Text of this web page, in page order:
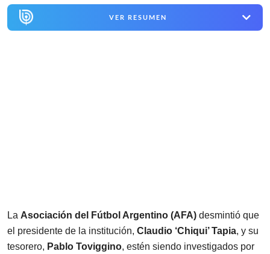
VER RESUMEN
La Asociación del Fútbol Argentino (AFA) desmintió que
el presidente de la institución, Claudio ‘Chiqui’ Tapia, y su
tesorero, Pablo Toviggino, estén siendo investigados por